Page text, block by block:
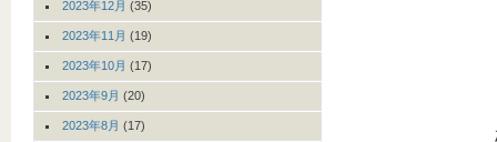
2023年12月 (35)
2023年11月 (19)
2023年10月 (17)
2023年9月 (20)
2023年8月 (17)